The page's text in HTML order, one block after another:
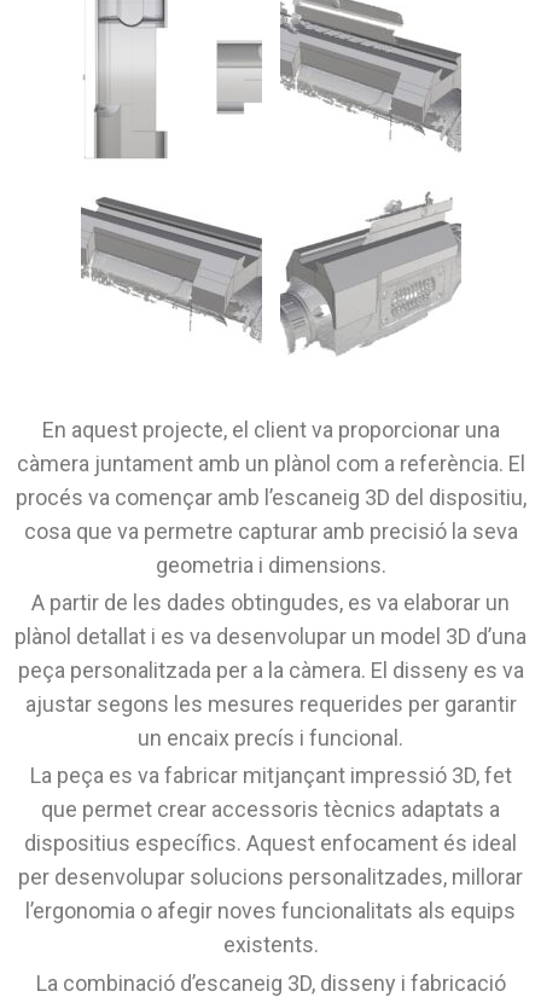
En aquest projecte, el client va proporcionar una
càmera juntament amb un plànol com a referència. El
procés va començar amb l’escaneig 3D del dispositiu,
cosa que va permetre capturar amb precisió la seva
geometria i dimensions.
A partir de les dades obtingudes, es va elaborar un
plànol detallat i es va desenvolupar un model 3D d’una
peça personalitzada per a la càmera. El disseny es va
ajustar segons les mesures requerides per garantir
un encaix precís i funcional.
La peça es va fabricar mitjançant impressió 3D, fet
que permet crear accessoris tècnics adaptats a
dispositius específics. Aquest enfocament és ideal
per desenvolupar solucions personalitzades, millorar
l’ergonomia o afegir noves funcionalitats als equips
existents.
La combinació d’escaneig 3D, disseny i fabricació